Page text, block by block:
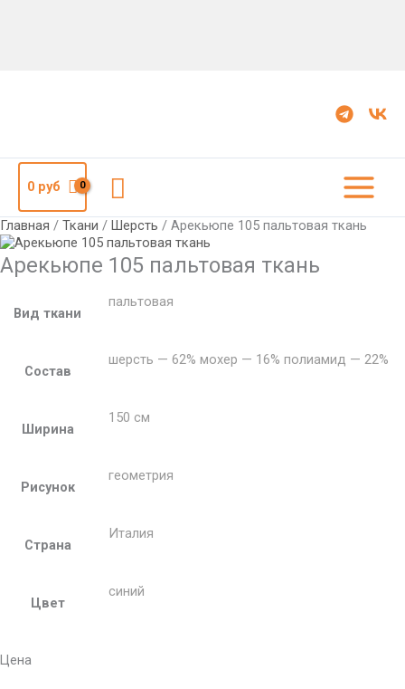
0руб Поиск
Главная / Ткани / Шерсть / Арекьюпе 105 пальтовая ткань
Арекьюпе 105 пальтовая ткань
Вид ткани
пальтовая
Состав
шерсть — 62% мохер — 16% полиамид — 22%
Ширина
150 см
Рисунок
геометрия
Страна
Италия
Цвет
синий
Цена